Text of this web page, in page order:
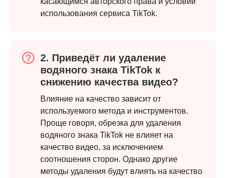
Шаг 2.
использования сервиса TikTok.
2. Приведёт ли удаление
водяного знака TikTok к
снижению качества видео?
Влияние на качество зависит от
используемого метода и инструментов.
Проще говоря, обрезка для удаления
водяного знака TikTok не влияет на
качество видео, за исключением
соотношения сторон. Однако другие
методы удаления будут влиять на качество